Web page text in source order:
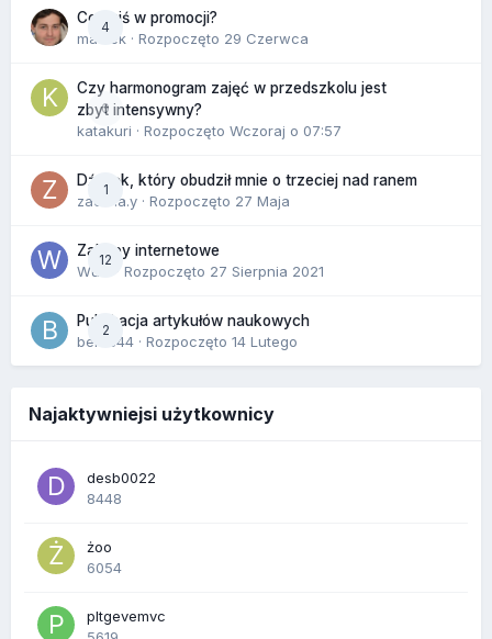
4
Co dziś w promocji?
maciek · Rozpoczęto 29 Czerwca
0
Czy harmonogram zajęć w przedszkolu jest
zbyt intensywny?
katakuri · Rozpoczęto Wczoraj o 07:57
1
Dźwięk, który obudził mnie o trzeciej nad ranem
zackr.a.y · Rozpoczęto 27 Maja
12
Zakupy internetowe
Wula
· Rozpoczęto 27 Sierpnia 2021
2
Publikacja artykułów naukowych
berus44 · Rozpoczęto 14 Lutego
Najaktywniejsi użytkownicy
desb0022
8448
żoo
6054
pltgevemvc